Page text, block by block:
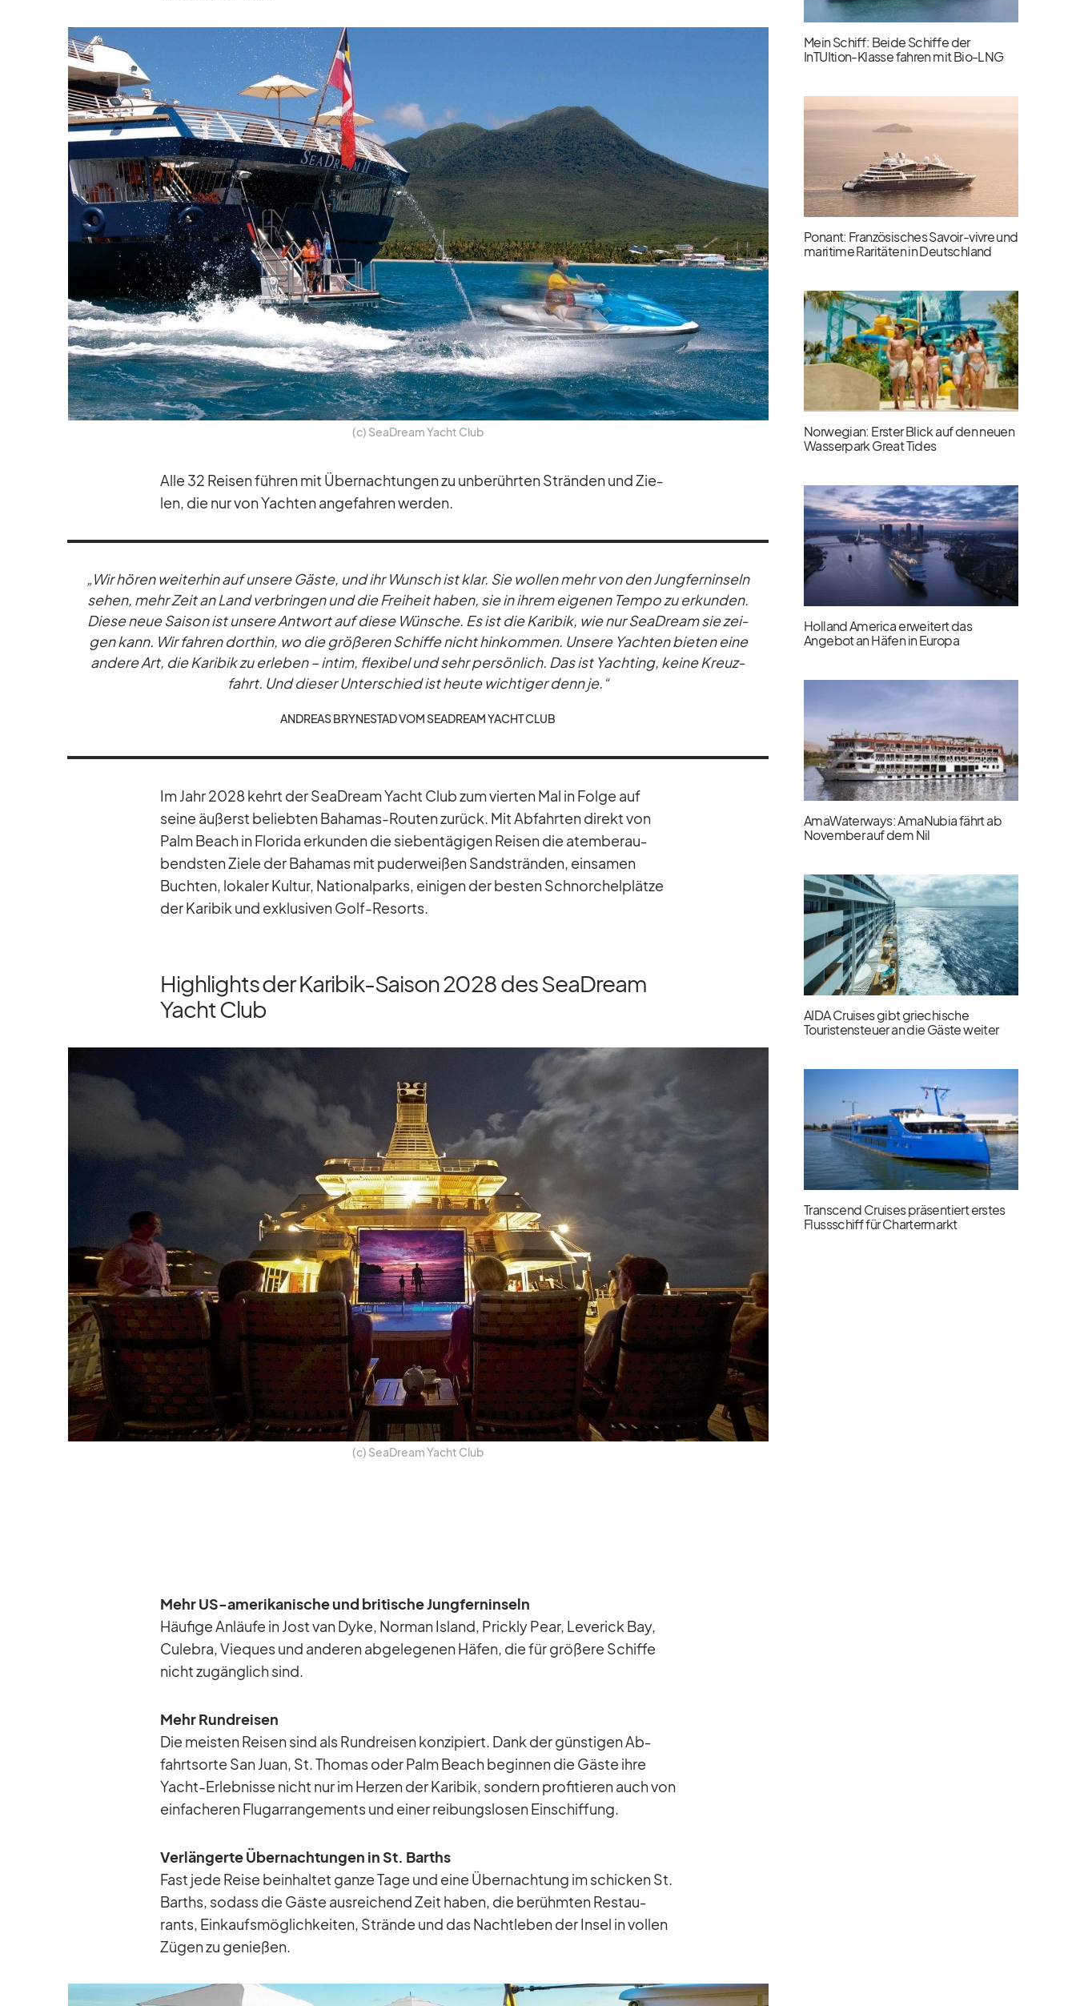
(c) SeaD­ream Yacht Club
Alle 32 Rei­sen füh­ren mit Über­nach­tun­gen zu un­be­rühr­ten Strän­den und Zie­
len, die nur von Yach­ten an­ge­fah­ren wer­den.
„Wir hö­ren wei­ter­hin auf un­sere Gäste, und ihr Wunsch ist klar. Sie wol­len mehr von den Jung­fern­in­seln
se­hen, mehr Zeit an Land ver­brin­gen und die Frei­heit ha­ben, sie in ih­rem ei­ge­nen Tempo zu er­kun­den.
Diese neue Sai­son ist un­sere Ant­wort auf diese Wün­sche. Es ist die Ka­ri­bik, wie nur SeaD­ream sie zei­
gen kann. Wir fah­ren dort­hin, wo die grö­ße­ren Schiffe nicht hin­kom­men. Un­sere Yach­ten bie­ten eine
an­dere Art, die Ka­ri­bik zu er­le­ben – in­tim, fle­xi­bel und sehr per­sön­lich. Das ist Yacht­ing, keine Kreuz­
fahrt. Und die­ser Un­ter­schied ist heute wich­ti­ger denn je.“
AN­DREAS BRY­NE­STAD VOM SEAD­REAM YACHT CLUB
Im Jahr 2028 kehrt der SeaD­ream Yacht Club zum vier­ten Mal in Folge auf
seine äu­ßerst be­lieb­ten Ba­ha­mas-Rou­ten zu­rück. Mit Ab­fahr­ten di­rekt von
Palm Beach in Flo­rida er­kun­den die sie­ben­tä­gi­gen Rei­sen die atem­be­rau­
bends­ten Ziele der Ba­ha­mas mit pu­der­wei­ßen Sand­strän­den, ein­sa­men
Buch­ten, lo­ka­ler Kul­tur, Na­tio­nal­parks, ei­ni­gen der bes­ten Schnor­chel­plätze
der Ka­ri­bik und ex­klu­si­ven Golf-Re­sorts.
Highlights der Karibik-Saison 2028 des SeaDream
Yacht Club
(c) SeaD­ream Yacht Club
Mehr US-ame­ri­ka­ni­sche und bri­ti­sche Jung­fern­in­seln
Häu­fige An­läufe in Jost van Dyke, Nor­man Is­land, Prickly Pear, Le­ve­rick Bay,
Cu­le­bra, Vie­ques und an­de­ren ab­ge­le­ge­nen Hä­fen, die für grö­ßere Schiffe
nicht zu­gäng­lich sind.
Mehr Rund­rei­sen
Die meis­ten Rei­sen sind als Rund­rei­sen kon­zi­piert. Dank der güns­ti­gen Ab­
fahrts­orte San Juan, St. Tho­mas oder Palm Beach be­gin­nen die Gäste ihre
Yacht-Er­leb­nisse nicht nur im Her­zen der Ka­ri­bik, son­dern pro­fi­tie­ren auch von
ein­fa­che­ren Flug­ar­ran­ge­ments und ei­ner rei­bungs­lo­sen Ein­schif­fung.
Ver­län­gerte Über­nach­tun­gen in St. Barths
Fast jede Reise be­inhal­tet ganze Tage und eine Über­nach­tung im schi­cken St.
Barths, so­dass die Gäste aus­rei­chend Zeit ha­ben, die be­rühm­ten Re­stau­
rants, Ein­kaufs­mög­lich­kei­ten, Strände und das Nacht­le­ben der In­sel in vol­len
Zü­gen zu ge­nie­ßen.
Mein Schiff: Beide Schiffe der
InTUItion-Klasse fahren mit Bio-LNG
Ponant: Französisches Savoir-vivre und
maritime Raritäten in Deutschland
Norwegian: Erster Blick auf den neuen
Wasserpark Great Tides
Holland America erweitert das
Angebot an Häfen in Europa
AmaWaterways: AmaNubia fährt ab
November auf dem Nil
AIDA Cruises gibt griechische
Touristensteuer an die Gäste weiter
Transcend Cruises präsentiert erstes
Flussschiff für Chartermarkt